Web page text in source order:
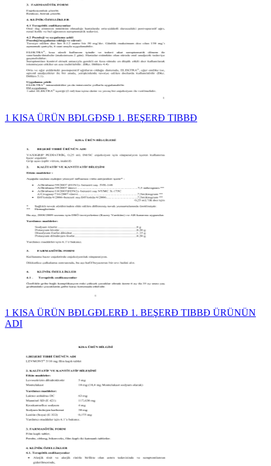
1 KISA ÜRÜN BĐLGĐSĐ 1. BEŞERĐ TIBBĐ
1 KISA ÜRÜN BĐLGĐLERĐ 1. BEŞERĐ TIBBĐ ÜRÜNÜN
ADI